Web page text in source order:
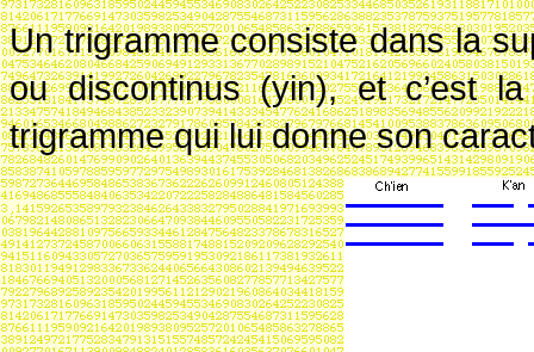
Un trigramme consiste dans la
ou discontinus (yin), et c’est
trigramme qui lui donne son